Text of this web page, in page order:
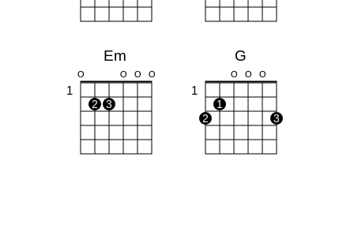
Em
O O O O
1
2 3
G
O O O
1
1
2
3